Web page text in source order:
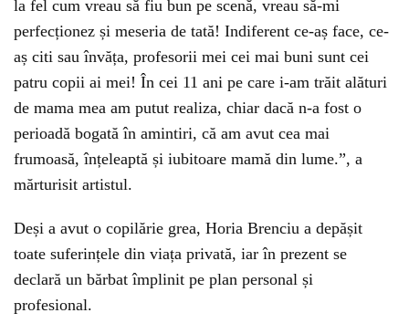
la fel cum vreau să fiu bun pe scenă, vreau să-mi
perfecționez și meseria de tată! Indiferent ce-aș face, ce-
aș citi sau învăța, profesorii mei cei mai buni sunt cei
patru copii ai mei! În cei 11 ani pe care i-am trăit alături
de mama mea am putut realiza, chiar dacă n-a fost o
perioadă bogată în amintiri, că am avut cea mai
frumoasă, înțeleaptă și iubitoare mamă din lume.”, a
mărturisit artistul.
Deși a avut o copilărie grea, Horia Brenciu a depășit
toate suferințele din viața privată, iar în prezent se
declară un bărbat împlinit pe plan personal și
profesional.